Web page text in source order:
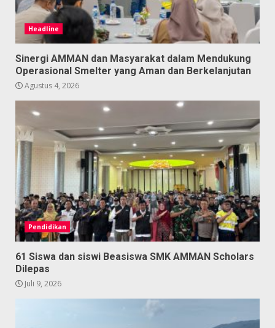
Headline
Sinergi AMMAN dan Masyarakat dalam Mendukung
Operasional Smelter yang Aman dan Berkelanjutan
Agustus 4, 2026
Pendidikan
61 Siswa dan siswi Beasiswa SMK AMMAN Scholars
Dilepas
Juli 9, 2026